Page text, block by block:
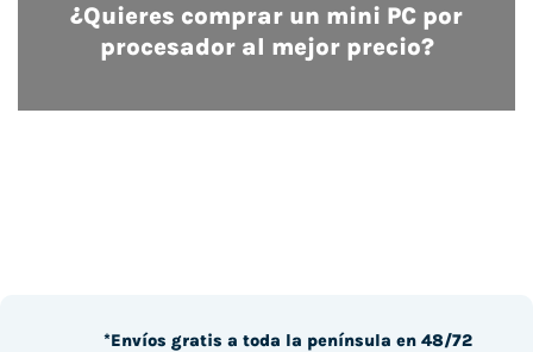
¿Quieres comprar un mini PC por
procesador al mejor precio?
*Envíos gratis a toda la península en 48/72